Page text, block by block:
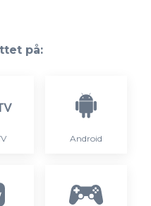
på:
Android